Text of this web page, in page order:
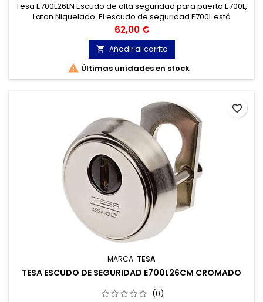
Tesa E700L26LN Escudo de alta seguridad para puerta E700L,
Laton Niquelado. El escudo de seguridad E700L está
preparado para proteger el cilindro de diferentes ataques.
Precio
62,00 €
 Añadir al carrito
 Últimas unidades en stock
MARCA: TESA
TESA ESCUDO DE SEGURIDAD E700L26CM CROMADO
(0)
favorite_border